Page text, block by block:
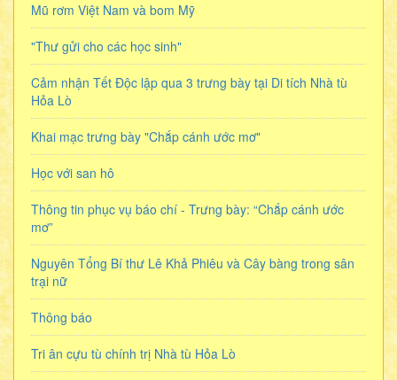
Mũ rơm Việt Nam và bom Mỹ
"Thư gửi cho các học sinh"
Cảm nhận Tết Độc lập qua 3 trưng bày tại Di tích Nhà tù
Hỏa Lò
Khai mạc trưng bày "Chắp cánh ước mơ"
Học với san hô
Thông tin phục vụ báo chí - Trưng bày: “Chắp cánh ước
mơ”
Nguyên Tổng Bí thư Lê Khả Phiêu và Cây bàng trong sân
trại nữ
Thông báo
Tri ân cựu tù chính trị Nhà tù Hỏa Lò